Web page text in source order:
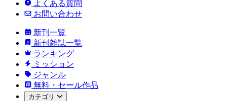
よくある質問
お問い合わせ
新刊一覧
新刊雑誌一覧
ランキング
ミッション
ジャンル
無料・セール作品
カテゴリ